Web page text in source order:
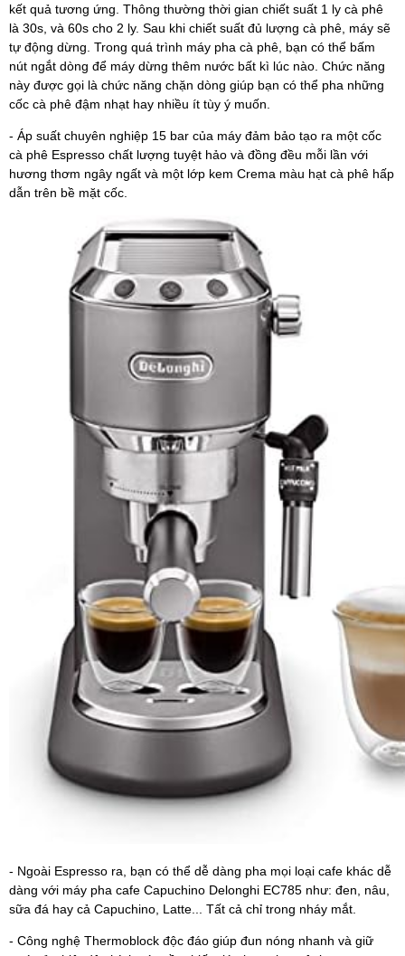
kết quả tương ứng. Thông thường thời gian chiết suất 1 ly cà phê
là 30s, và 60s cho 2 ly. Sau khi chiết suất đủ lượng cà phê, máy sẽ
tự động dừng. Trong quá trình máy pha cà phê, bạn có thể bấm
nút ngắt dòng để máy dừng thêm nước bất kì lúc nào. Chức năng
này được gọi là chức năng chặn dòng giúp bạn có thể pha những
cốc cà phê đậm nhạt hay nhiều ít tùy ý muốn.
- Áp suất chuyên nghiệp 15 bar của máy đảm bảo tạo ra một cốc
cà phê Espresso chất lượng tuyệt hảo và đồng đều mỗi lần với
hương thơm ngây ngất và một lớp kem Crema màu hạt cà phê hấp
dẫn trên bề mặt cốc.
- Ngoài Espresso ra, bạn có thể dễ dàng pha mọi loại cafe khác dễ
dàng với máy pha cafe Capuchino Delonghi EC785 như: đen, nâu,
sữa đá hay cả Capuchino, Latte... Tất cả chỉ trong nháy mắt.
- Công nghệ Thermoblock độc đáo giúp đun nóng nhanh và giữ